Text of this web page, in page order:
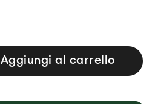
Aggiungi al carrello